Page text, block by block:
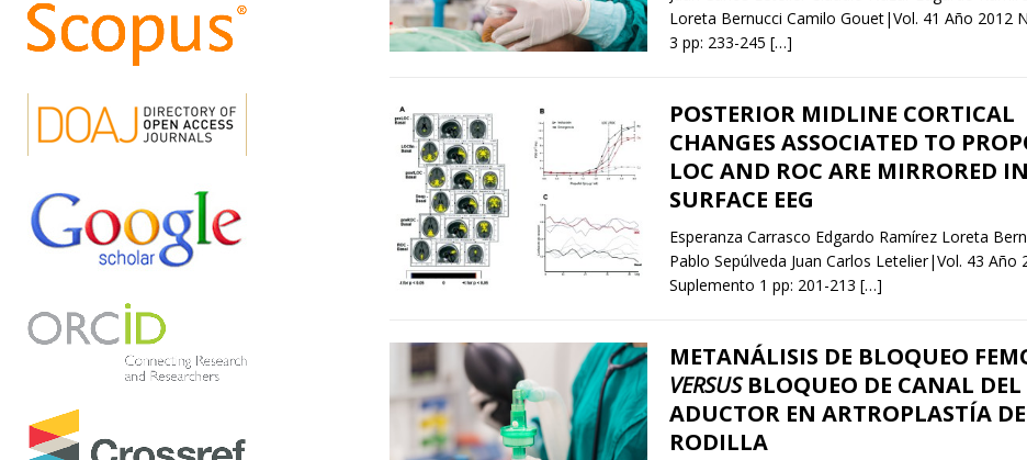
Loreta Bernucci Camilo Gouet|Vol. 41 Año 2012
3 pp: 233-245 […]
POSTERIOR MIDLINE CORTICAL
CHANGES ASSOCIATED TO
LOC AND ROC ARE MIRRORED IN
SURFACE EEG
Esperanza Carrasco Edgardo Ramírez Loreta
Pablo Sepúlveda Juan Carlos Letelier|Vol. 43 Año
Suplemento 1 pp: 201-213 […]
METANÁLISIS DE BLOQUEO
VERSUSBLOQUEO DE CANAL DEL
ADUCTOR EN ARTROPLASTÍA DE
RODILLA